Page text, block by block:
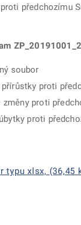
předchozímu
soubor
proti
změny proti
proti
typu xlsx, (36,45